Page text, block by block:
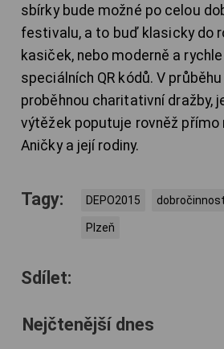
sbírky bude možné po celou
festivalu, a to buď klasicky do
kasiček, nebo moderně a
speciálních QR kódů. V
proběhnou charitativní dražby,
výtěžek poputuje rovněž přímo
Aničky a její rodiny.
Tagy: DEPO2015 dobročinnost
Plzeň
Sdílet:
Nejčtenější dnes